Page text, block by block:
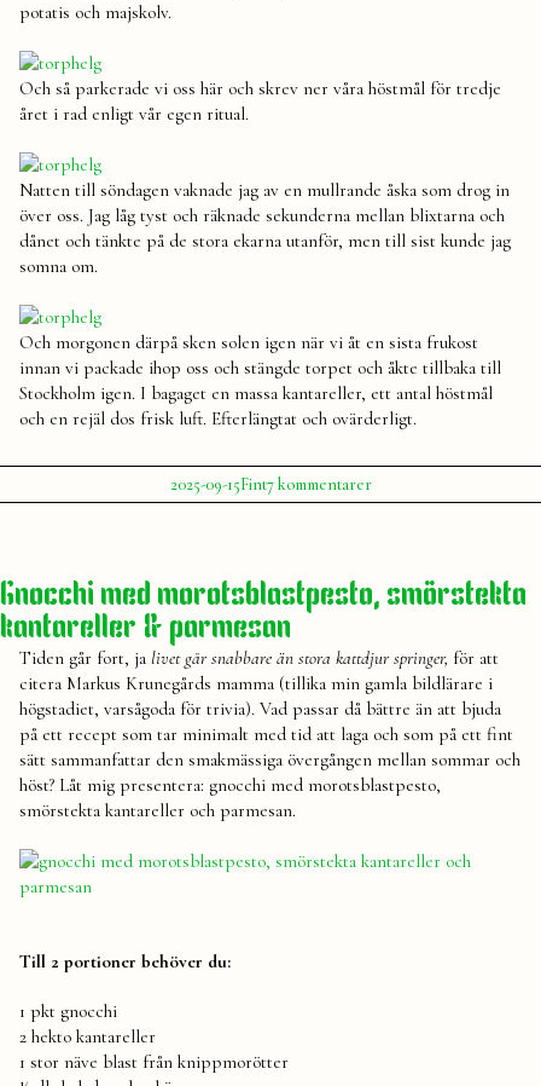
potatis och majskolv.
Och så parkerade vi oss här och skrev ner våra höstmål för tredje
året i rad enligt vår egen ritual.
Natten till söndagen vaknade jag av en mullrande åska som drog in
över oss. Jag låg tyst och räknade sekunderna mellan blixtarna och
dånet och tänkte på de stora ekarna utanför, men till sist kunde jag
somna om.
Och morgonen därpå sken solen igen när vi åt en sista frukost
innan vi packade ihop oss och stängde torpet och åkte tillbaka till
Stockholm igen. I bagaget en massa kantareller, ett antal höstmål
och en rejäl dos frisk luft. Efterlängtat och ovärderligt.
Publicerat
av
Julia
2025-09-15Publicerat
i
FintEtiketter:
helg,
skogen,
stuga
torp
7 kommentarertill
Höstkickoff
Gnocchi med morotsblastpesto, smörstekta
kantareller & parmesan
Tiden går fort, ja livet går snabbare än stora kattdjur springer, för att
citera Markus Krunegårds mamma (tillika min gamla bildlärare i
högstadiet, varsågoda för trivia). Vad passar då bättre än att bjuda
på ett recept som tar minimalt med tid att laga och som på ett fint
sätt sammanfattar den smakmässiga övergången mellan sommar och
höst? Låt mig presentera: gnocchi med morotsblastpesto,
smörstekta kantareller och parmesan.
Till 2 portioner behöver du:
1 pkt gnocchi
2 hekto kantareller
1 stor näve blast från knippmorötter